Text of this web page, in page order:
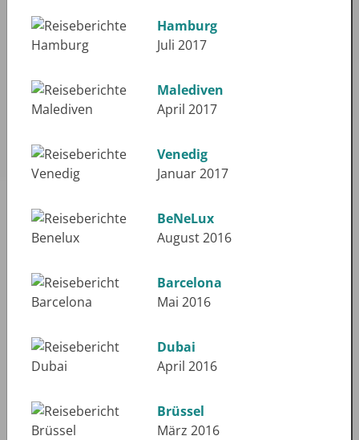
Hamburg
Juli 2017
Malediven
April 2017
Venedig
Januar 2017
BeNeLux
August 2016
Barcelona
Mai 2016
Dubai
April 2016
Brüssel
März 2016